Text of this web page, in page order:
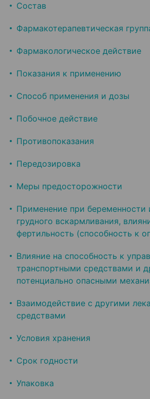
Состав
Фармакотерапевтическая
Фармакологическое действие
Показания к применению
Способ применения и дозы
Побочное действие
Противопоказания
Передозировка
Меры предосторожности
Применение при беременности
грудного вскармливания,
фертильность (способность к
Влияние на способность к
транспортными средствами и
потенциально опасными
Взаимодействие с другими
средствами
Условия хранения
Срок годности
Упаковка